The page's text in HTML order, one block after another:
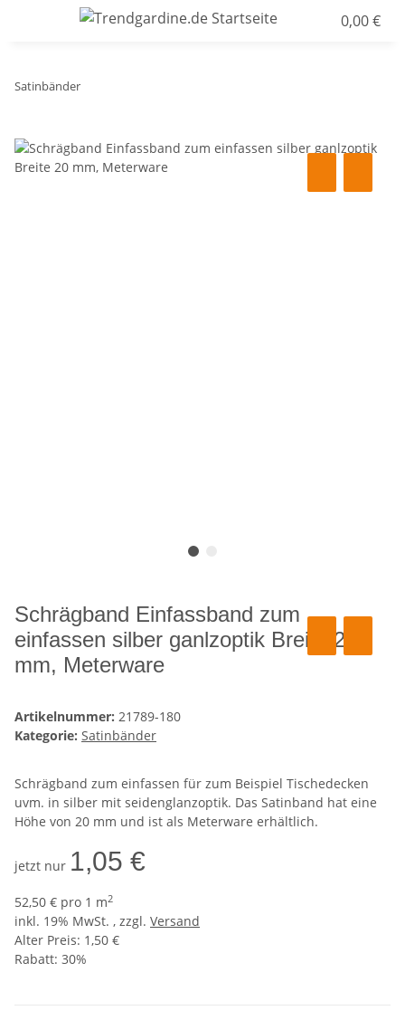
0,00 €
Satinbänder
Schrägband Einfassband zum
einfassen silber ganlzoptik Breite 20
mm, Meterware
Artikelnummer: 21789-180
Kategorie: Satinbänder
Schrägband zum einfassen für zum Beispiel Tischedecken
uvm. in silber mit seidenglanzoptik. Das Satinband hat eine
Höhe von 20 mm und ist als Meterware erhältlich.
jetzt nur 1,05 €
52,50 € pro 1 m2
inkl. 19% MwSt. , zzgl. Versand
Alter Preis: 1,50 €
Rabatt: 30%